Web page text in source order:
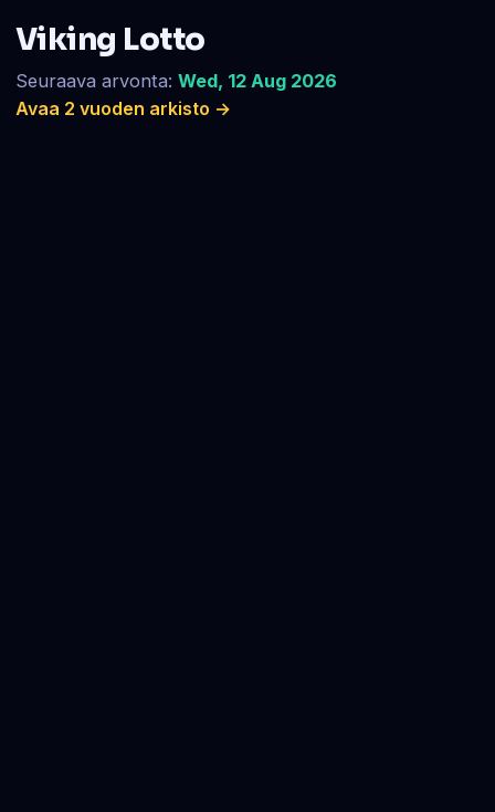
Viking Lotto
Seuraava arvonta: Wed, 12 Aug 2026
Avaa 2 vuoden arkisto →